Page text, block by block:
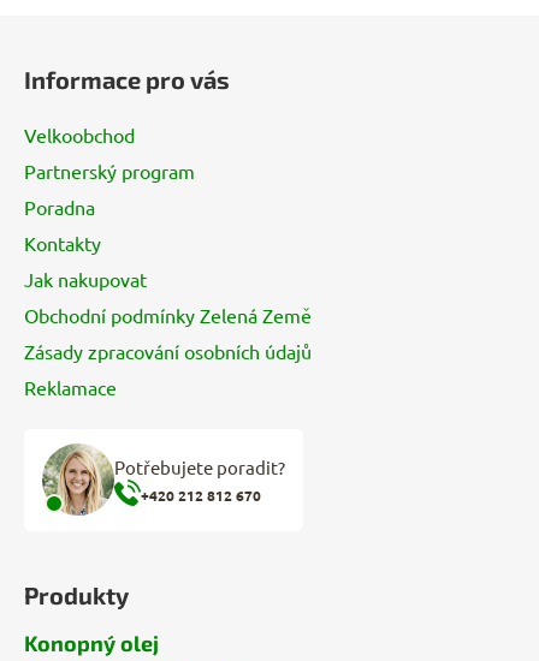
Informace pro vás
Velkoobchod
Partnerský program
Poradna
Kontakty
Jak nakupovat
Obchodní podmínky Zelená Země
Zásady zpracování osobních údajů
Reklamace
Potřebujete poradit?
+420 212 812 670
Produkty
Konopný olej